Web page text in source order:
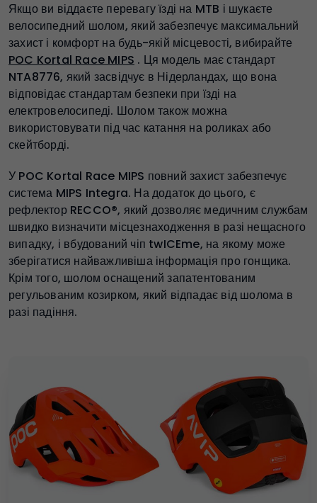
Якщо ви віддаєте перевагу їзді на MTB і шукаєте
велосипедний шолом, який забезпечує максимальний
захист і комфорт на будь-якій місцевості, вибирайте
POC Kortal Race MIPS . Ця модель має стандарт
NTA8776, який засвідчує в Нідерландах, що вона
відповідає стандартам безпеки при їзді на
електровелосипеді. Шолом також можна
використовувати під час катання на роликах або
скейтборді.
У POC Kortal Race MIPS повний захист забезпечує
система MIPS Integra. На додаток до цього, є
рефлектор RECCO®, який дозволяє медичним службам
швидко визначити місцезнаходження в разі нещасного
випадку, і вбудований чіп twICEme, на якому може
зберігатися найважливіша інформація про гонщика.
Крім того, шолом оснащений запатентованим
регульованим козирком, який відпадає від шолома в
разі падіння.